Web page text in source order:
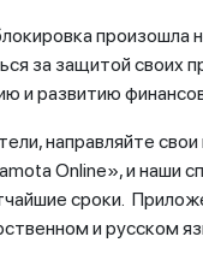
произошла
за защитой своих
и развитию
направляйте
Online», и наши
сроки.
и русском